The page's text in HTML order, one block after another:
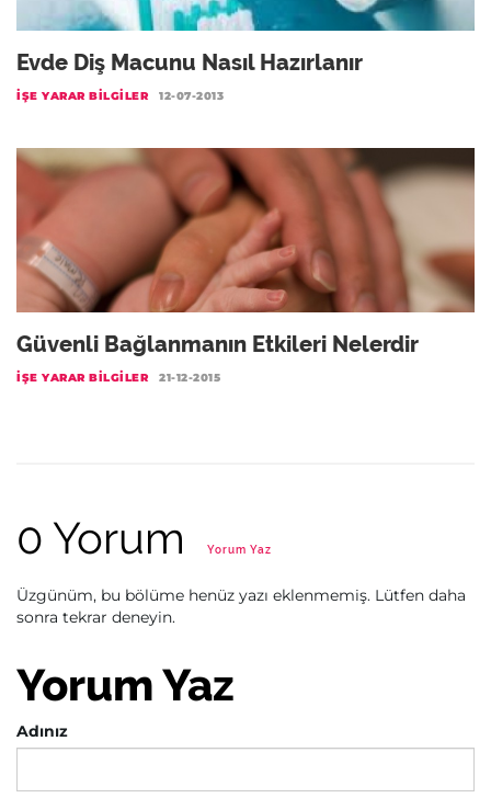
Evde Diş Macunu Nasıl Hazırlanır
İŞE YARAR BILGILER 12-07-2013
Güvenli Bağlanmanın Etkileri Nelerdir
İŞE YARAR BILGILER 21-12-2015
0 Yorum Yorum Yaz
Üzgünüm, bu bölüme henüz yazı eklenmemiş. Lütfen daha
sonra tekrar deneyin.
Yorum Yaz
Adınız